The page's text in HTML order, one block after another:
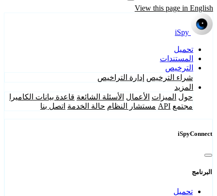
View this page in English
iSpy
تحميل
المستندات
الترخيص
شراء الترخيص إدارة التراخيص
المزيد
حول الميزات الأعمال الأسئلة الشائعة قاعدة بيانات الكاميرا
مجتمع API مستشار النظام حالة الخدمة اتصل بنا
iSpyConnect
البرنامج
تحميل